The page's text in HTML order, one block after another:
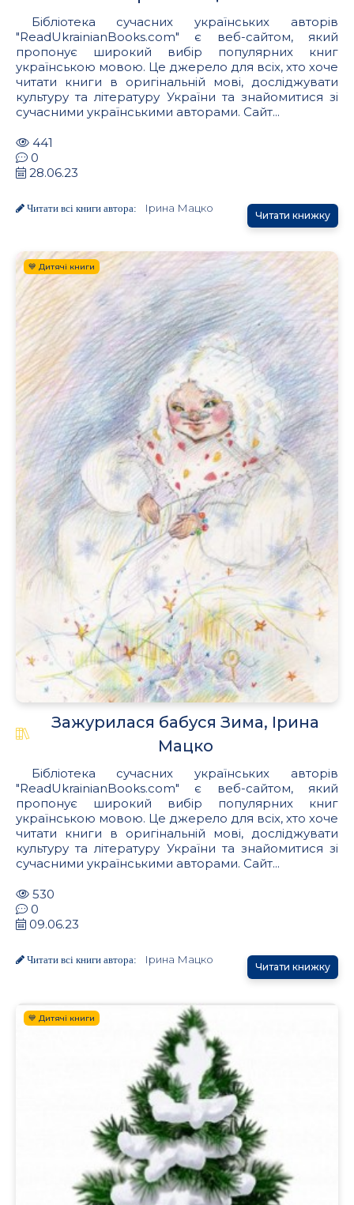
Бібліотека сучасних українських авторів
"ReadUkrainianBooks.com" є веб-сайтом, який
пропонує широкий вибір популярних книг
українською мовою. Це джерело для всіх, хто хоче
читати книги в оригінальній мові, досліджувати
культуру та літературу України та знайомитися зі
сучасними українськими авторами. Сайт...
441
0
28.06.23
Читати всі книги автора: Ірина Мацко
Читати книжку
💙 Дитячі книги
Зажурилася бабуся Зима, Ірина
Мацко
Бібліотека сучасних українських авторів
"ReadUkrainianBooks.com" є веб-сайтом, який
пропонує широкий вибір популярних книг
українською мовою. Це джерело для всіх, хто хоче
читати книги в оригінальній мові, досліджувати
культуру та літературу України та знайомитися зі
сучасними українськими авторами. Сайт...
530
0
09.06.23
Читати всі книги автора: Ірина Мацко
Читати книжку
💙 Дитячі книги